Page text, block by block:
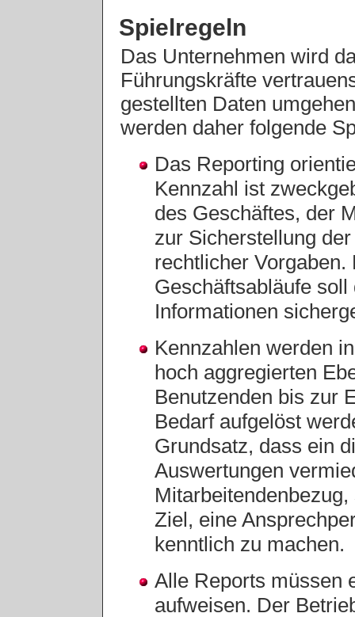
Spielregeln
Das Unternehmen wird
Führungskräfte
gestellten Daten
werden daher folgende
Das Reporting
Kennzahl ist
des Geschäftes, der
zur Sicherstellung
rechtlicher Vorgaben.
Geschäftsabläufe
Informationen
Kennzahlen werden
hoch aggregierten
Benutzenden bis zur
Bedarf aufgelöst
Grundsatz, dass ein
Auswertungen
Ziel, eine
kenntlich zu machen.
Alle Reports müssen
aufweisen. Der